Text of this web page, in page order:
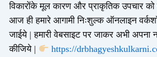
विकारोंके मूल कारण और प्राकृतिक उपचार
आज ही हमारे आगामी निःशुल्क ऑनलाइन
जाईये | हमारी वेबसाइट पर जाकर अभी अपना
कीजिये |
https://